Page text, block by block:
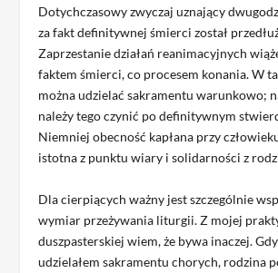
Dotychczasowy zwyczaj uznający
za fakt definitywnej śmierci został
Zaprzestanie działań reanimacyjnych
faktem śmierci, co procesem konania. W
można udzielać sakramentu warunkowo;
należy tego czynić po definitywnym
Niemniej obecność kapłana przy
istotna z punktu wiary i solidarności z
Dla cierpiących ważny jest szczególnie
wymiar przeżywania liturgii. Z mojej
duszpasterskiej wiem, że bywa inaczej.
udzielałem sakramentu chorych, rodzina